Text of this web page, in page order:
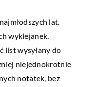
lat.
wyklejanek,
list wysyłany do
niejednokrotnie
notatek, bez